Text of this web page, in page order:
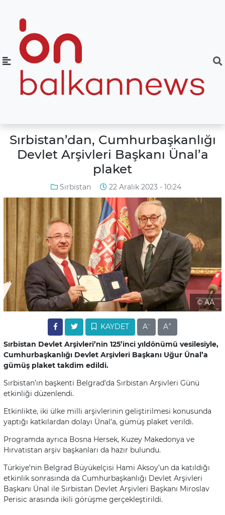
Sırbistan’dan, Cumhurbaşkanlığı
Devlet Arşivleri Başkanı Ünal’a
plaket
Sırbistan 22 Aralık 2023 - 10:24
© AA
KAYDET A- A+
Sırbistan Devlet Arşivleri’nin 125’inci yıldönümü vesilesiyle,
Cumhurbaşkanlığı Devlet Arşivleri Başkanı Uğur Ünal’a
gümüş plaket takdim edildi.
Sırbistan’ın başkenti Belgrad’da Sırbistan Arşivleri Günü
etkinliği düzenlendi.
Etkinlikte, iki ülke milli arşivlerinin geliştirilmesi konusunda
yaptığı katkılardan dolayı Ünal’a, gümüş plaket verildi.
Programda ayrıca Bosna Hersek, Kuzey Makedonya ve
Hırvatistan arşiv başkanları da hazır bulundu.
Türkiye’nin Belgrad Büyükelçisi Hami Aksoy’un da katıldığı
etkinlik sonrasında da Cumhurbaşkanlığı Devlet Arşivleri
Başkanı Ünal ile Sırbistan Devlet Arşivleri Başkanı Miroslav
Perisic arasında ikili görüşme gerçekleştirildi.